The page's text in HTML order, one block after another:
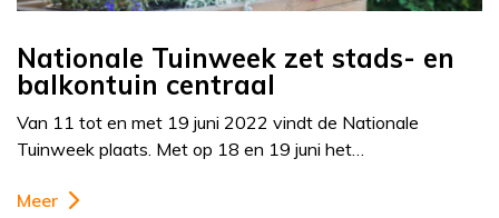
Nationale Tuinweek zet stads- en
balkontuin centraal
Van 11 tot en met 19 juni 2022 vindt de Nationale
Tuinweek plaats. Met op 18 en 19 juni het…
Meer